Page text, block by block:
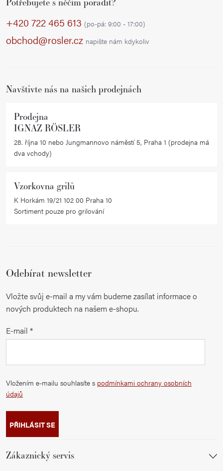
+420 722 465 613 (po-pá: 9:00 - 17:00)
obchod@rosler.cz napište nám kdykoliv
Navštivte nás na našich prodejnách
Prodejna
IGNAZ RÖSLER
28. října 10 nebo Jungmannovo náměstí 5, Praha 1 (prodejna má
dva vchody)
Vzorkovna grilů
K Horkám 19/21 102 00 Praha 10
Sortiment pouze pro grilování
Odebírat newsletter
Vložte svůj e-mail a my vám budeme zasílat informace o
nových produktech na našem e-shopu.
E-mail
Vložením e-mailu souhlasíte s podmínkami ochrany osobních
údajů
PŘIHLÁSIT SE
Zákaznický servis